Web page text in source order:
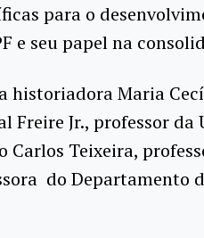
para o
e seu papel na
Maria
Freire Jr., professor
Carlos Teixeira,
do Departamento